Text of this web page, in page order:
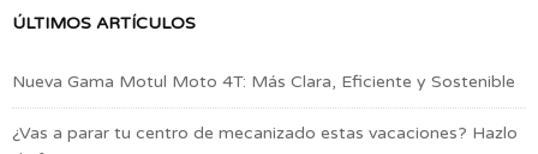
ÚLTIMOS ARTÍCULOS
Nueva Gama Motul Moto 4T: Más Clara, Eficiente y Sostenible
¿Vas a parar tu centro de mecanizado estas vacaciones? Hazlo